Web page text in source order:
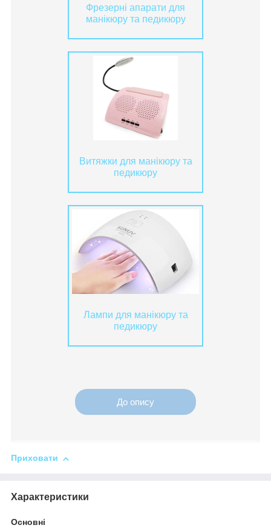
Фрезерні апарати для
манікюру та педикюру
Витяжки для манікюру та
педикюру
Лампи для манікюру та
педикюру
До опису
Приховати
Характеристики
Основні